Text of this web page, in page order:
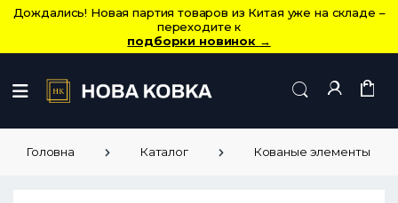
Дождались! Новая партия товаров из Китая уже на складе –
переходите к
подборки новинок →
Головна Каталог Кованые элементы